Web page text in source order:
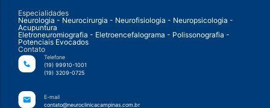
Especialidades
Neurologia - Neurocirurgia - Neurofisiologia - Neuropsicologia -
Acupuntura
Eletroneuromiografia - Eletroencefalograma - Polissonografia -
Potenciais Evocados
Contato
Telefone
(19) 99910-1001
(19) 3209-0725
E-mail
contato@neuroclinicacampinas.com.br